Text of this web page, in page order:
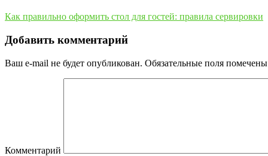
Как правильно оформить стол для гостей: правила сервировки
Добавить комментарий
Ваш e-mail не будет опубликован. Обязательные поля помечены
Комментарий